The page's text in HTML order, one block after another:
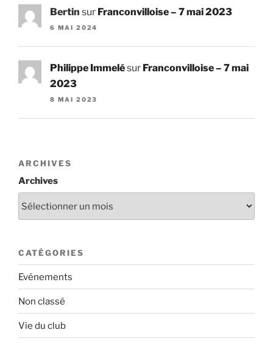
Bertin sur Franconvilloise – 7 mai 2023
6 MAI 2024
Philippe Immelésur Franconvilloise – 7 mai
2023
8 MAI 2023
ARCHIVES
Archives
CATÉGORIES
Evénements
Non classé
Vie du club